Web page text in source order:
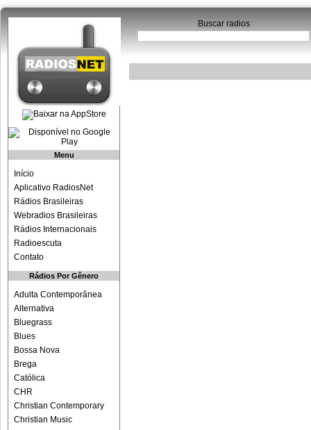
Buscar radios
Menu
Início
Aplicativo RadiosNet
Rádios Brasileiras
Webradios Brasileiras
Rádios Internacionais
Radioescuta
Contato
Rádios Por Gênero
Adulta Contemporânea
Alternativa
Bluegrass
Blues
Bossa Nova
Brega
Católica
CHR
Christian Contemporary
Christian Music